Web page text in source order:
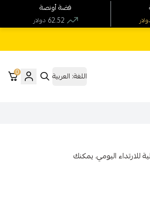
اللغة: العربية 0
بجاذبية ملفتة. مثالية للارتداء اليومي. يمكنك
فضة أونصة
دولار 62.52